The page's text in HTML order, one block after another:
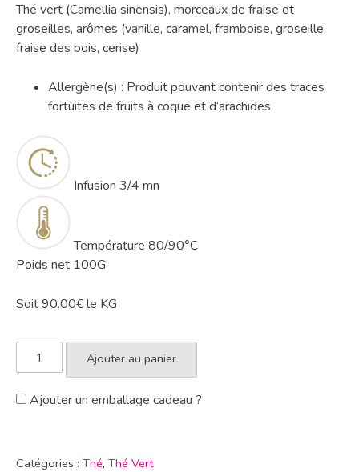
Thé vert (Camellia sinensis), morceaux de fraise et
groseilles, arômes (vanille, caramel, framboise, groseille,
fraise des bois, cerise)
Allergène(s) : Produit pouvant contenir des traces
fortuites de fruits à coque et d’arachides
Infusion 3/4 mn
Température 80/90°C
Poids net 100G
Soit 90.00€ le KG
Ajouter au panier
Ajouter un emballage cadeau ?
Catégories : Thé, Thé Vert